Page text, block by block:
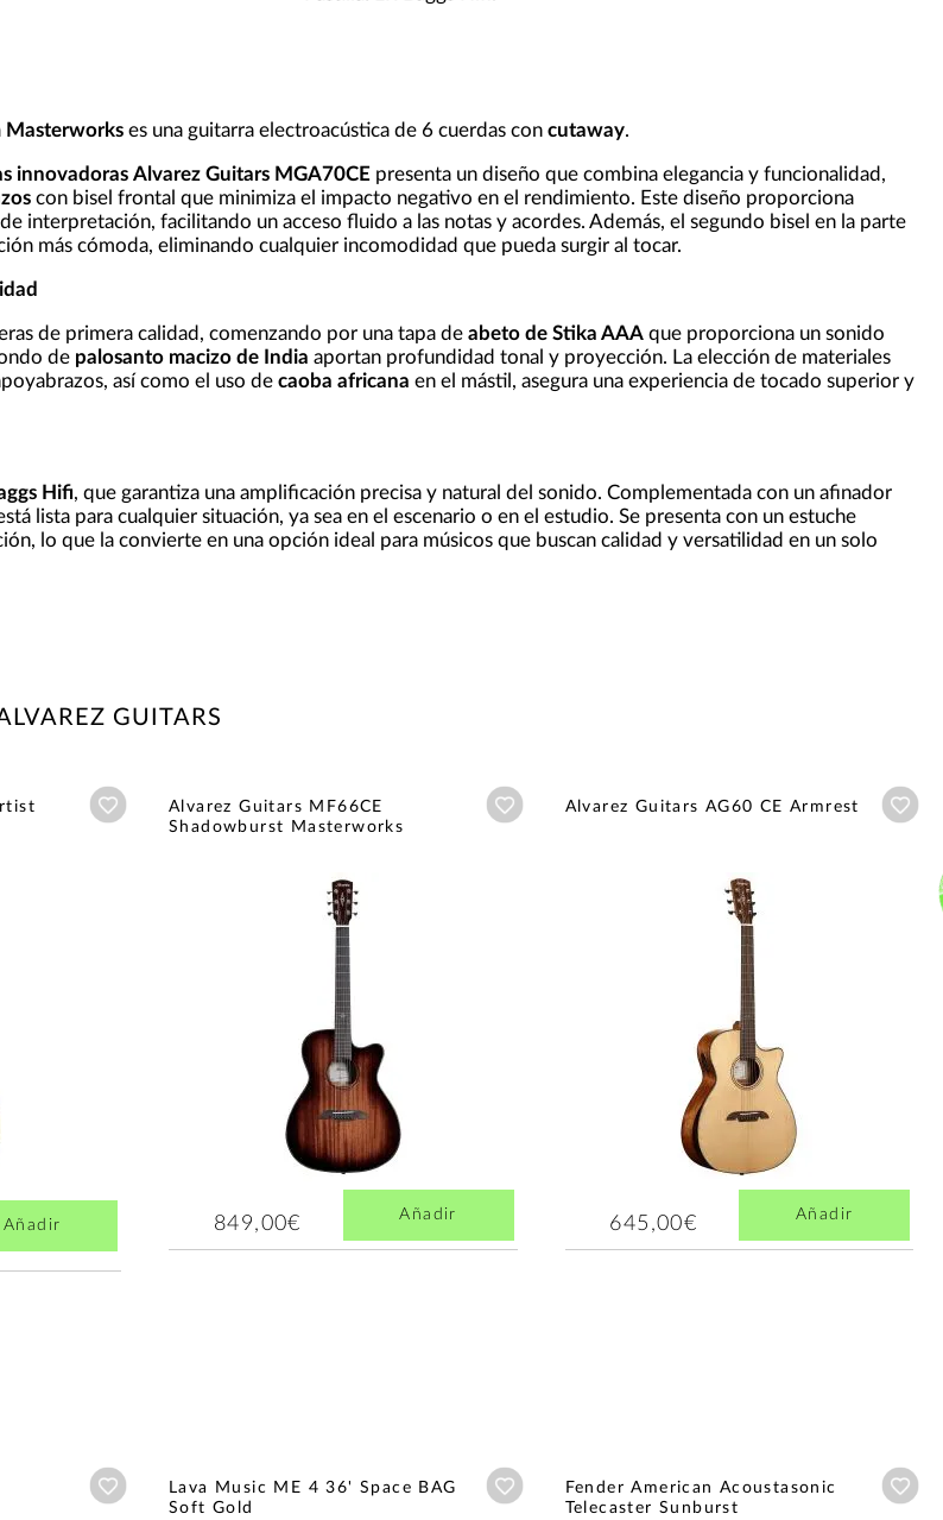
Masterworkses una guitarra electroacústica de 6 cuerdas con cutaway.
innovadoras Alvarez Guitars MGA70CEpresenta un diseño que combina elegancia y funcionalidad,
con bisel frontal que minimiza el impacto negativo en el rendimiento. Este diseño proporciona
interpretación, facilitando un acceso fluido a las notas y acordes. Además, el segundo bisel en la parte
más cómoda, eliminando cualquier incomodidad que pueda surgir al tocar.
de primera calidad, comenzando por una tapa de abeto de Stika AAAque proporciona un sonido
de palosanto macizo de India aportan profundidad tonal y proyección. La elección de materiales
así como el uso de caoba africana en el mástil, asegura una experiencia de tocado superior y
Hifi, que garantiza una amplificación precisa y natural del sonido. Complementada con un afinador
lista para cualquier situación, ya sea en el escenario o en el estudio. Se presenta con un estuche
lo que la convierte en una opción ideal para músicos que buscan calidad y versatilidad en un solo
GUITARS
Añadir a wishlist
Añadir
Alvarez Guitars MF66CE
Shadowburst Masterworks
Añadir a wishlist
849,00€ Añadir
Alvarez Guitars AG60 CE Armrest
645,00€ Añadir
Añadir a wishlist
Lava Music ME 4 36' Space BAG
Soft Gold
Añadir a wishlist
Fender American Acoustasonic
Telecaster Sunburst